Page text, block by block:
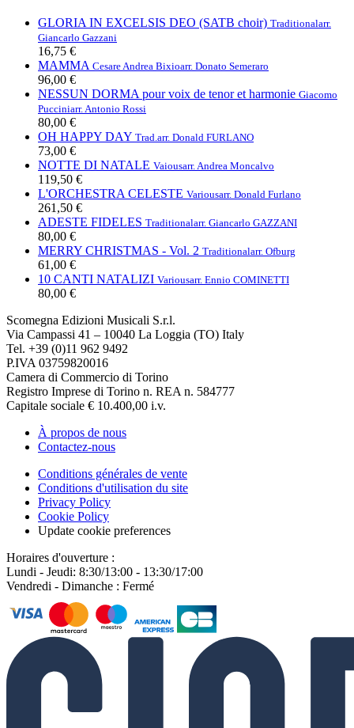
GLORIA IN EXCELSIS DEO (SATB choir) Traditionalarr.
Giancarlo Gazzani
16,75 €
MAMMA Cesare Andrea Bixioarr. Donato Semeraro
96,00 €
NESSUN DORMA pour voix de tenor et harmonie Giacomo
Pucciniarr. Antonio Rossi
80,00 €
OH HAPPY DAY Trad. arr. Donald FURLANO
73,00 €
NOTTE DI NATALE Vaiousarr. Andrea Moncalvo
119,50 €
L'ORCHESTRA CELESTE Variousarr. Donald Furlano
261,50 €
ADESTE FIDELES Traditionalarr. Giancarlo GAZZANI
80,00 €
MERRY CHRISTMAS - Vol. 2 Traditionalarr. Ofburg
61,00 €
10 CANTI NATALIZI Variousarr. Ennio COMINETTI
80,00 €
Scomegna Edizioni Musicali S.r.l.
Via Campassi 41 – 10040 La Loggia (TO) Italy
Tel. +39 (0)11 962 9492
P.IVA 03759820016
Camera di Commercio di Torino
Registro Imprese di Torino n. REA n. 584777
Capitale sociale € 10.400,00 i.v.
À propos de nous
Contactez-nous
Conditions générales de vente
Conditions d'utilisation du site
Privacy Policy
Cookie Policy
Update cookie preferences
Horaires d'ouverture :
Lundi - Jeudi: 8:30/13:00 - 13:30/17:00
Vendredi - Dimanche : Fermé